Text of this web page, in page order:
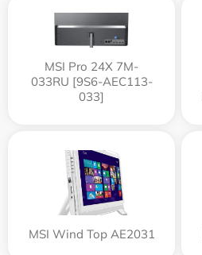
MSI Pro 24X 7M-
033RU [9S6-AEC113-
033]
MSI Wind Top AE2031